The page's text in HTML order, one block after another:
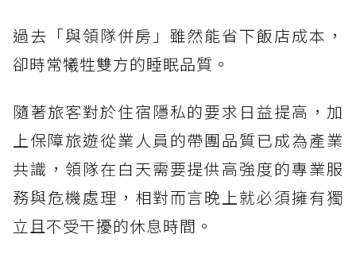
過去「與領隊併房」雖然能省下飯店成本，
卻時常犧牲雙方的睡眠品質。
隨著旅客對於住宿隱私的要求日益提高，加
上保障旅遊從業人員的帶團品質已成為產業
共識，領隊在白天需要提供高強度的專業服
務與危機處理，相對而言晚上就必須擁有獨
立且不受干擾的休息時間。